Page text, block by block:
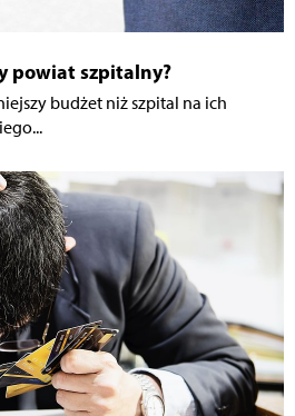
powiat szpitalny?
budżet niż szpital na ich